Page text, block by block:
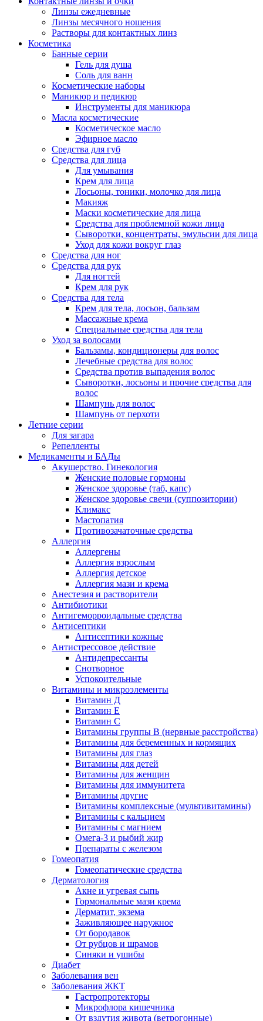
Линзы ежедневные
Линзы месячного ношения
Растворы для контактных линз
Косметика
Банные серии
Гель для душа
Соль для ванн
Косметические наборы
Маникюр и педикюр
Инструменты для маникюра
Масла косметические
Косметическое масло
Эфирное масло
Средства для губ
Средства для лица
Для умывания
Крем для лица
Лосьоны, тоники, молочко для лица
Макияж
Маски косметические для лица
Средства для проблемной кожи лица
Сыворотки, концентраты, эмульсии для лица
Уход для кожи вокруг глаз
Средства для ног
Средства для рук
Для ногтей
Крем для рук
Средства для тела
Крем для тела, лосьон, бальзам
Массажные крема
Специальные средства для тела
Уход за волосами
Бальзамы, кондиционеры для волос
Лечебные средства для волос
Средства против выпадения волос
Сыворотки, лосьоны и прочие средства для
волос
Шампунь для волос
Шампунь от перхоти
Летние серии
Для загара
Репелленты
Медикаменты и БАДы
Акушерство. Гинекология
Женские половые гормоны
Женское здоровье (таб, капс)
Женское здоровье свечи (суппозитории)
Климакс
Мастопатия
Противозачаточные средства
Аллергия
Аллергены
Аллергия взрослым
Аллергия детское
Аллергия мази и крема
Анестезия и растворители
Антибиотики
Антигеморроидальные средства
Антисептики
Антисептики кожные
Антистрессовое действие
Антидепрессанты
Снотворное
Успокоительные
Витамины и микроэлементы
Витамин Д
Витамин Е
Витамин С
Витамины группы В (нервные расстройства)
Витамины для беременных и кормящих
Витамины для глаз
Витамины для детей
Витамины для женщин
Витамины для иммунитета
Витамины другие
Витамины комплексные (мультивитамины)
Витамины с кальцием
Витамины с магнием
Омега-3 и рыбий жир
Препараты с железом
Гомеопатия
Гомеопатические средства
Дерматология
Акне и угревая сыпь
Гормональные мази крема
Дерматит, экзема
Заживляющее наружное
От бородавок
От рубцов и шрамов
Синяки и ушибы
Диабет
Заболевания вен
Заболевания ЖКТ
Гастропротекторы
Микрофлора кишечника
От вздутия живота (ветрогонные)